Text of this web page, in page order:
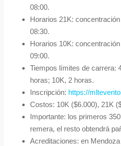
08:00.
Horarios 21K:
08:30.
Horarios 10K:
09:00.
Tiempos límites de carrera:
horas; 10K, 2 horas.
Inscripción: https://
Costos: 10K ($6.000), 21K
Importante: los primeros
remera, el resto obtendrá
Acreditaciones: en